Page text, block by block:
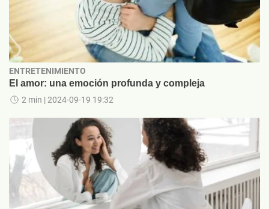
ENTRETENIMIENTO
El amor: una emoción profunda y compleja
2 min | 2024-09-19 19:32